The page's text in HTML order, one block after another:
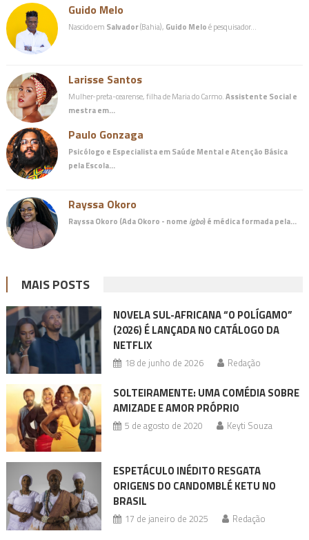
Guido Melo
Nascido em Salvador(Bahia), Guido Meloé pesquisador…
Larisse Santos
Mulher-preta-cearense, filha de Maria do Carmo.Assistente Social e
mestra em…
Paulo Gonzaga
Psicólogo e Especialista em Saúde Mental e Atenção Básica
pela Escola…
Rayssa Okoro
Rayssa Okoro (Ada Okoro - nome igbo) é médicaformada pela…
MAIS POSTS
NOVELA SUL-AFRICANA “O POLÍGAMO”
(2026) É LANÇADA NO CATÁLOGO DA
NETFLIX
18 de junho de 2026 Redação
SOLTEIRAMENTE: UMA COMÉDIA SOBRE
AMIZADE E AMOR PRÓPRIO
5 de agosto de 2020 Keyti Souza
ESPETÁCULO INÉDITO RESGATA
ORIGENS DO CANDOMBLÉ KETU NO
BRASIL
17 de janeiro de 2025 Redação